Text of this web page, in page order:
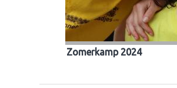
Zomerkamp 2024